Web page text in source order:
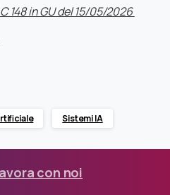
148 in GU del 15/05/2026
Sistemi IA
con noi